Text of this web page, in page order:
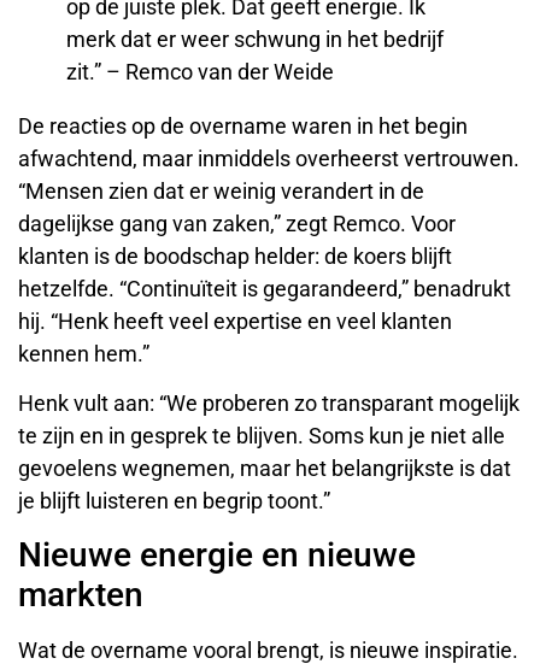
op de juiste plek. Dat geeft energie. Ik
merk dat er weer schwung in het bedrijf
zit.” – Remco van der Weide
De reacties op de overname waren in het begin
afwachtend, maar inmiddels overheerst vertrouwen.
“Mensen zien dat er weinig verandert in de
dagelijkse gang van zaken,” zegt Remco. Voor
klanten is de boodschap helder: de koers blijft
hetzelfde. “Continuïteit is gegarandeerd,” benadrukt
hij. “Henk heeft veel expertise en veel klanten
kennen hem.”
Henk vult aan: “We proberen zo transparant mogelijk
te zijn en in gesprek te blijven. Soms kun je niet alle
gevoelens wegnemen, maar het belangrijkste is dat
je blijft luisteren en begrip toont.”
Nieuwe energie en nieuwe
markten
Wat de overname vooral brengt, is nieuwe inspiratie.